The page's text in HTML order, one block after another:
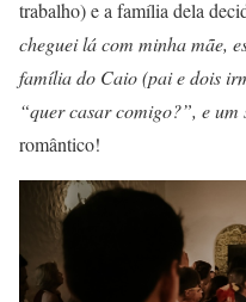
trabalho) e a família dela
cheguei lá com minha mãe,
família do Caio (pai e dois
“quer casar comigo?”, e
romântico!